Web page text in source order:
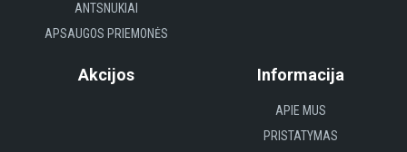
ANTSNUKIAI
APSAUGOS PRIEMONĖS
Akcijos Informacija
APIE MUS
PRISTATYMAS